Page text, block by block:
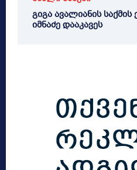
გიგა ავალიანის
იმნაძე დააკავეს